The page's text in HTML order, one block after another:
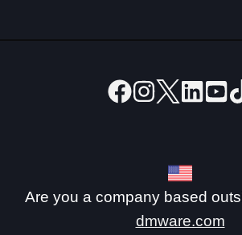
Are you a company based
dmware.com